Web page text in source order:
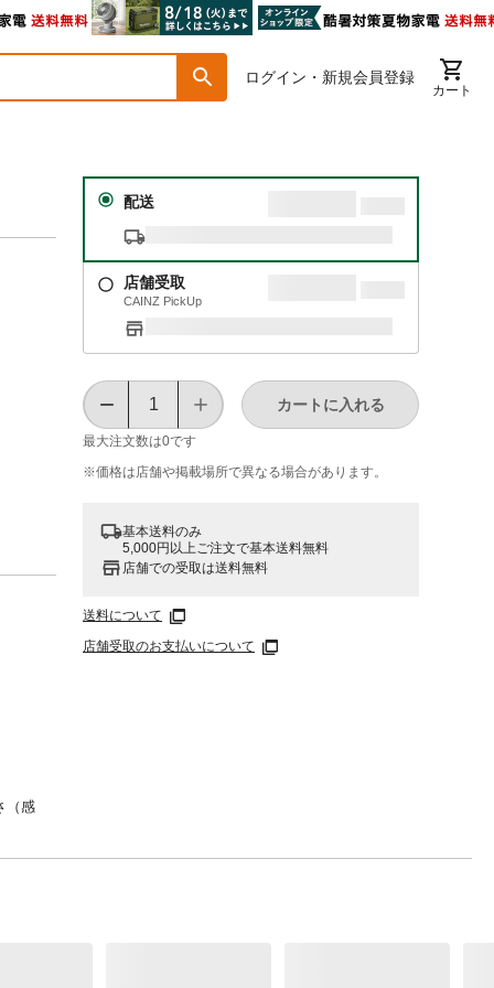
ログイン・新規会員登録
カート
配送
店舗受取
CAINZ PickUp
最大注文数は0です
カートに入れる
※価格は​店舗や​掲載場所で​異なる​場合が​あります。
基本送料のみ
5,000円以上ご注文で基本送料無料
店舗での受取は送料無料
送料について
店舗受取のお支払いについて
（感